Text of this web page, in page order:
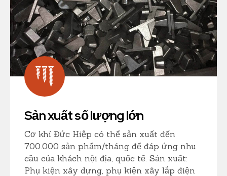
Sản xuất số lượng lớn
Cơ khí Đức Hiệp có thể sản xuất đến
700.000 sản phẩm/tháng để đáp ứng nhu
cầu của khách nội địa, quốc tế. Sản xuất:
Phụ kiện xây dựng, phụ kiện xây lắp điện